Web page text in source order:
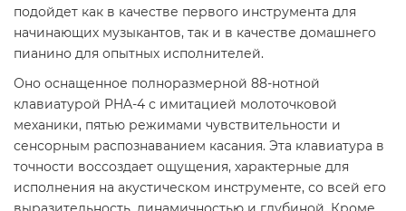
подойдет как в качестве первого инструмента для
начинающих музыкантов, так и в качестве домашнего
пианино для опытных исполнителей.
Оно оснащенное полноразмерной 88-нотной
клавиатурой PHA-4 с имитацией молоточковой
механики, пятью режимами чувствительности и
сенсорным распознаванием касания. Эта клавиатура в
точности воссоздает ощущения, характерные для
исполнения на акустическом инструменте, со всей его